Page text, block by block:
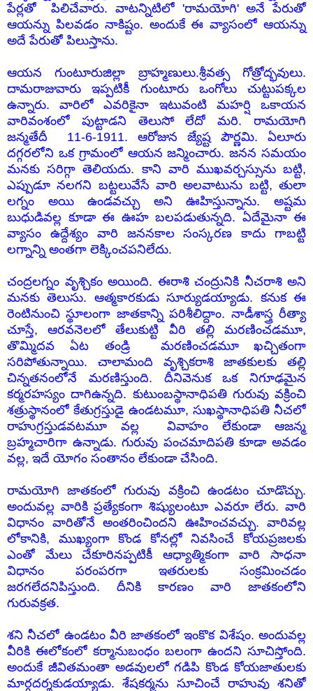
పేర్లతో పిలిచేవారు. వాటన్నిటిలో 'రామయోగి' అనే పేరుతో
ఆయన్ను పిలవడం నాకిష్టం. అందుకే ఈ వ్యాసంలో ఆయన్ను
అదే పేరుతో పిలుస్తాను.
ఆయన గుంటూరుజిల్లా బ్రాహ్మణులు.శ్రీవత్స గోత్రోద్భవులు.
దామరాజువారు ఇప్పటికీ గుంటూరు ఒంగోలు చుట్టుపక్కల
ఉన్నారు. వారిలో ఎవరికైనా ఇటువంటి మహర్షి ఒకాయన
వారివంశంలో పుట్టాడని తెలుసో లేదో మరి. రామయోగి
జన్మతేదీ 11-6-1911. ఆరోజున జ్యేష్ట పౌర్ణమి. ఏలూరు
దగ్గరలోని ఒక గ్రామంలో ఆయన జన్మించారు. జనన సమయం
మనకు సరిగ్గా తెలియదు. కాని వారి ముఖవర్చస్సును బట్టి,
ఎప్పుడూ నలగని బట్టలువేసే వారి అలవాటును బట్టి, తులా
లగ్నం అయి ఉండవచ్చు అని ఊహిస్తున్నాను. అష్టమ
బుధుడివల్ల కూడా ఈ ఊహ బలపడుతున్నది. ఏదేమైనా ఈ
వ్యాసం ఉద్దేశ్యం వారి జననకాల సంస్కరణ కాదు గాబట్టి
లగ్నాన్ని అంతగా లెక్కించపనిలేదు.
చంద్రలగ్నం వృశ్చికం అయింది. ఈరాశి చంద్రునికి నీచరాశి అని
మనకు తెలుసు. ఆత్మకారకుడు సూర్యుడయ్యాడు. కనుక ఈ
రెంటినుంచి స్థూలంగా జాతకాన్ని పరిశీలిద్దాం. నాడీశాస్త్ర రీత్యా
చూస్తే, ఆరవనెలలో తేలుకుట్టి వీరి తల్లి మరణించడమూ,
తొమ్మిదవ ఏట తండ్రి
మరణించడమూ
ఖచ్చితంగా
సరిపోతున్నాయి. చాలామంది వృశ్చికరాశి జాతకులకు తల్లి
చిన్నతనంలోనే మరణిస్తుంది. దీనివెనుక ఒక నిగూఢమైన
కర్మరహస్యం దాగిఉన్నది. కుటుంబస్థానాధిపతి గురువు వక్రించి
శత్రుస్థానంలో కేతుగ్రస్తుడై ఉండటమూ, సుఖస్థానాధిపతి నీచలో
రాహుగ్రస్తుడవటమూ వల్ల వివాహం లేకుండా ఆజన్మ
బ్రహ్మచారిగా ఉన్నాడు. గురువు పంచమాదిపతి కూడా అవడం
వల్ల, ఇదే యోగం సంతానం లేకుండా చేసింది.
రామయోగి జాతకంలో గురువు వక్రించి ఉండటం చూడొచ్చు.
అందువల్ల వారికి ప్రత్యేకంగా శిష్యులంటూ ఎవరూ లేరు. వారి
విధానం వారితోనే అంతరించిందని ఊహించవచ్చు. వారివల్ల
లోకానికి, ముఖ్యంగా కొండ కోనల్లో నివసించే కోయప్రజలకు
ఎంతో మేలు చేకూరినప్పటికీ ఆధ్యాత్మికంగా వారి సాధనా
విధానం పరంపరగా ఇతరులకు సంక్రమించడం
జరగలేదనిపిస్తుంది. దీనికి కారణం వారి జాతకంలోని
గురువక్రత.
శని నీచలో ఉండటం వీరి జాతకంలో ఇంకొక విశేషం. అందువల్ల
వీరికి ఈలోకంలో కర్మానుబంధం బలంగా ఉందని సూచిస్తోంది.
అందుకే జీవితమంతా అడవులలో గడిపి కొండ కోయజాతులకు
మార్గదర్శకుడయ్యాడు. శేషకర్మను సూచించే రాహువు శనితో